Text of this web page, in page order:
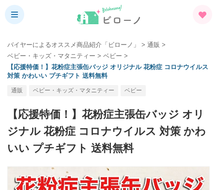
バイヤーによるオススメ商品紹介「ビローノ」 > 通販 >
ベビー・キッズ・マタニティー > ベビー >
【応援特価！】花粉症主張缶バッジ オリジナル 花粉症 コロナウイルス
対策 かわいい プチギフト 送料無料
通販 ベビー・キッズ・マタニティー ベビー
【応援特価！】花粉症主張缶バッジ オリ
ジナル 花粉症 コロナウイルス 対策 かわ
いい プチギフト 送料無料